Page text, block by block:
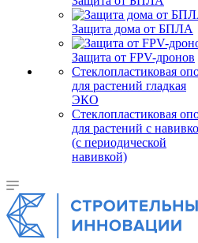
Защита дома от БПЛА
Защита от FPV-дронов
Стеклопластиковая
для растений гладкая
ЭКО
Стеклопластиковая
для растений с
(с периодической
навивкой)